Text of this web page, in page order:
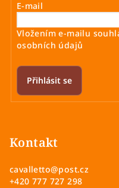
E-mail
Vložením e-mailu
osobních údajů
Přihlásit se
Kontakt
cavalletto@post.cz
+420 777 727 298